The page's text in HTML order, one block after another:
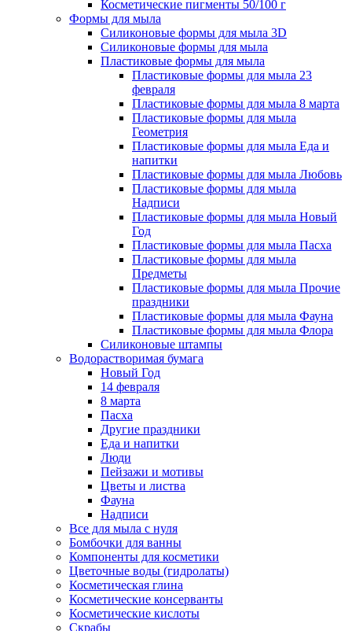
Косметические пигменты 50/100 г
Формы для мыла
Силиконовые формы для мыла 3D
Силиконовые формы для мыла
Пластиковые формы для мыла
Пластиковые формы для мыла 23
февраля
Пластиковые формы для мыла 8 марта
Пластиковые формы для мыла
Геометрия
Пластиковые формы для мыла Еда и
напитки
Пластиковые формы для мыла Любовь
Пластиковые формы для мыла
Надписи
Пластиковые формы для мыла Новый
Год
Пластиковые формы для мыла Пасха
Пластиковые формы для мыла
Предметы
Пластиковые формы для мыла Прочие
праздники
Пластиковые формы для мыла Фауна
Пластиковые формы для мыла Флора
Силиконовые штампы
Водорастворимая бумага
Новый Год
14 февраля
8 марта
Пасха
Другие праздники
Еда и напитки
Люди
Пейзажи и мотивы
Цветы и листва
Фауна
Надписи
Все для мыла с нуля
Бомбочки для ванны
Компоненты для косметики
Цветочные воды (гидролаты)
Косметическая глина
Косметические консерванты
Косметические кислоты
Скрабы